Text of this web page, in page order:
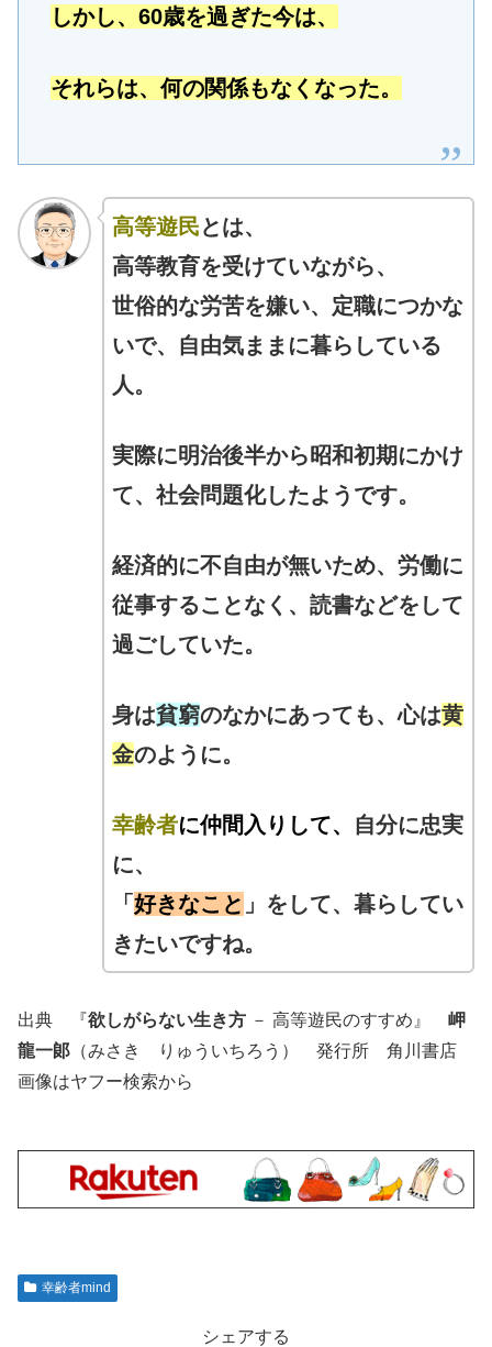
しかし、60歳を過ぎた今は、
それらは、何の関係もなくなった。
高等遊民とは、
高等教育を受けていながら、
世俗的な労苦を嫌い、 定職につかな
いで、
自由気ままに暮らしている
人。
実際に明治後半から昭和初期にかけ
て、 社会問題化したようです。
経済的に不自由が無いため、 労働に
従事することなく、 読書などをして
過ごしていた。
身は貧窮のなかにあっても、心は黄
金のように。
幸齢者に仲間入りして、
自分に忠実
に、
「 好きなこと 」をして、 暮らしてい
きたいですね。
出典 『欲しがらない生き方 － 高等遊民のすすめ』 岬
龍一郞 （みさき りゅういちろう） 発行所 角川書店
画像はヤフー検索から
幸齢者mind
シェアする